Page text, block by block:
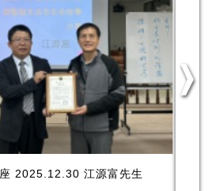
2025.12.30 江源富先生